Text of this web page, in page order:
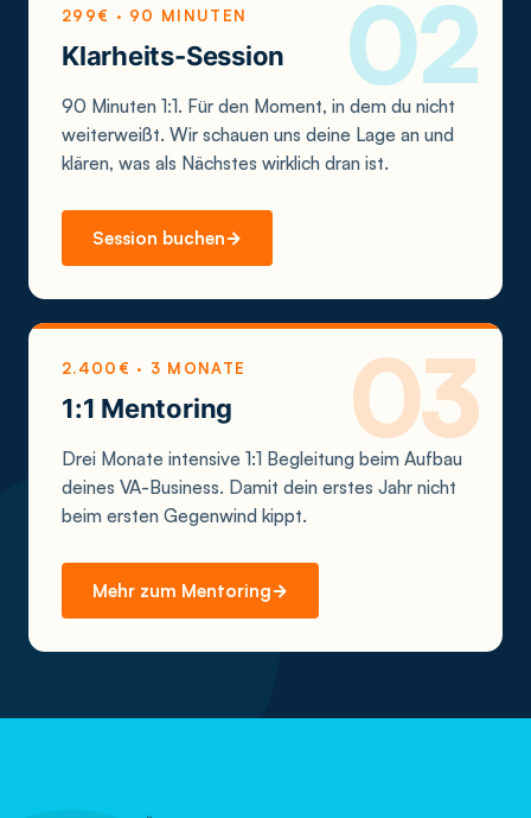
299€ · 90 MINUTEN
Klarheits-Session
90 Minuten 1:1. Für den Moment, in dem du nicht
weiterweißt. Wir schauen uns deine Lage an und
klären, was als Nächstes wirklich dran ist.
Session buchen
2.400€ · 3 MONATE
1:1 Mentoring
Drei Monate intensive 1:1 Begleitung beim Aufbau
deines VA-Business. Damit dein erstes Jahr nicht
beim ersten Gegenwind kippt.
Mehr zum Mentoring